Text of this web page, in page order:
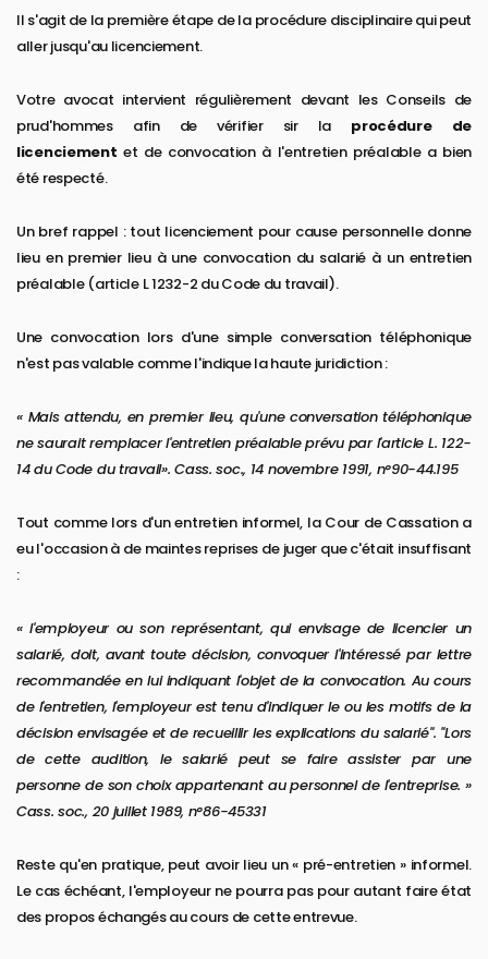
Il s'agit de la première étape de la procédure disciplinaire qui peut
aller jusqu'au licenciement.
Votre avocat intervient régulièrement devant les Conseils de
prud'hommes afin de vérifier sir la procédure de
licenciement et de convocation à l'entretien préalable a bien
été respecté.
Un bref rappel : tout licenciement pour cause personnelle donne
lieu en premier lieu à une convocation du salarié à un entretien
préalable (article L 1232-2 du Code du travail).
Une convocation lors d'une simple conversation téléphonique
n'est pas valable comme l'indique la haute juridiction :
« Mais attendu, en premier lieu, qu'une conversation téléphonique
ne saurait remplacer l'entretien préalable prévu par l'article L. 122-
14 du Code du travail». Cass. soc., 14 novembre 1991, n°90-44.195
Tout comme lors d'un entretien informel, la Cour de Cassation a
eu l'occasion à de maintes reprises de juger que c'était insuffisant
:
« l'employeur ou son représentant, qui envisage de licencier un
salarié, doit, avant toute décision, convoquer l'intéressé par lettre
recommandée en lui indiquant l'objet de la convocation. Au cours
de l'entretien, l'employeur est tenu d'indiquer le ou les motifs de la
décision envisagée et de recueillir les explications du salarié". "Lors
de cette audition, le salarié peut se faire assister par une
personne de son choix appartenant au personnel de l'entreprise. »
Cass. soc., 20 juillet 1989, n°86-45331
Reste qu'en pratique, peut avoir lieu un « pré-entretien » informel.
Le cas échéant, l'employeur ne pourra pas pour autant faire état
des propos échangés au cours de cette entrevue.